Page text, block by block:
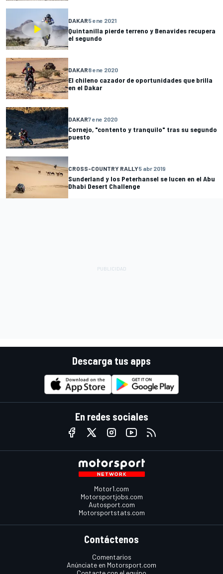
DAKAR5 ene 2021
Quintanilla pierde terreno y Benavides recupera
el segundo
DAKAR8 ene 2020
El chileno cazador de oportunidades que brilla
en el Dakar
DAKAR7 ene 2020
Cornejo, "contento y tranquilo" tras su segundo
puesto
CROSS-COUNTRY RALLY5 abr 2019
Sunderland y los Peterhansel se lucen en el Abu
Dhabi Desert Challenge
Descarga tus apps
En redes sociales
Motor1.com
Motorsportjobs.com
Autosport.com
Motorsportstats.com
Contáctenos
Comentarios
Anúnciate en Motorsport.com